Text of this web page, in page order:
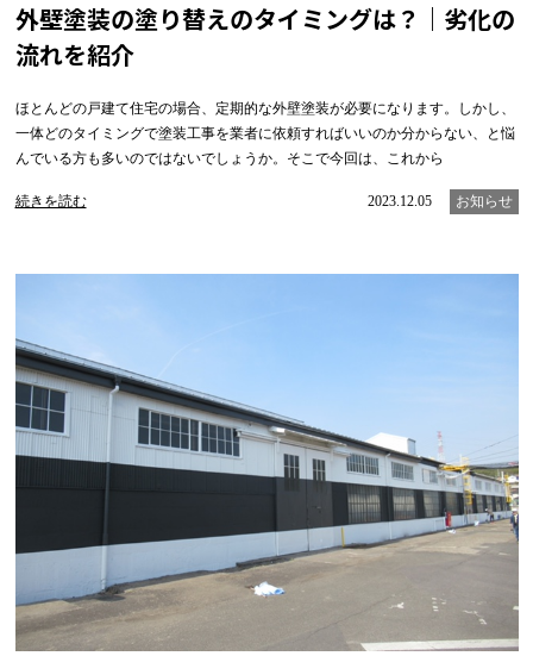
外壁塗装の塗り替えのタイミングは？｜劣化の
流れを紹介
ほとんどの戸建て住宅の場合、定期的な外壁塗装が必要になります。しかし、
一体どのタイミングで塗装工事を業者に依頼すればいいのか分からない、と悩
んでいる方も多いのではないでしょうか。そこで今回は、これから
続きを読む 2023.12.05 お知らせ